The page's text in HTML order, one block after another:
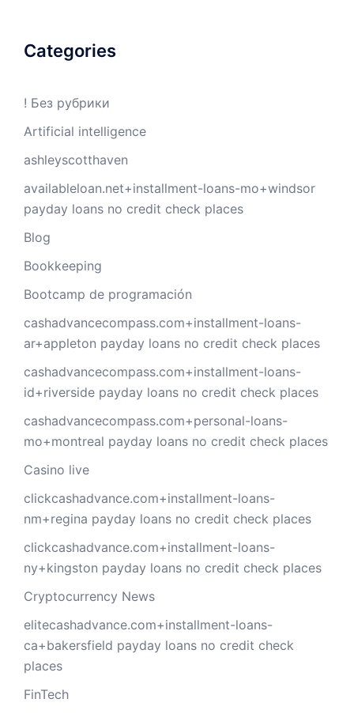
Categories
! Без рубрики
Artificial intelligence
ashleyscotthaven
availableloan.net+installment-loans-mo+windsor
payday loans no credit check places
Blog
Bookkeeping
Bootcamp de programación
cashadvancecompass.com+installment-loans-
ar+appleton payday loans no credit check places
cashadvancecompass.com+installment-loans-
id+riverside payday loans no credit check places
cashadvancecompass.com+personal-loans-
mo+montreal payday loans no credit check places
Casino live
clickcashadvance.com+installment-loans-
nm+regina payday loans no credit check places
clickcashadvance.com+installment-loans-
ny+kingston payday loans no credit check places
Cryptocurrency News
elitecashadvance.com+installment-loans-
ca+bakersfield payday loans no credit check
places
FinTech